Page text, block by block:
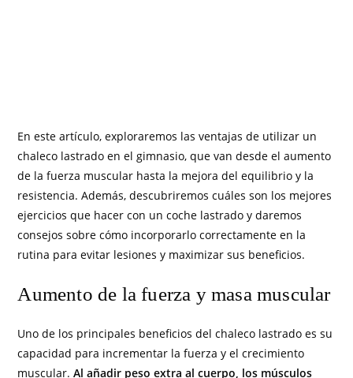
En este artículo, exploraremos las ventajas de utilizar un
chaleco lastrado en el gimnasio, que van desde el aumento
de la fuerza muscular hasta la mejora del equilibrio y la
resistencia. Además, descubriremos cuáles son los mejores
ejercicios que hacer con un coche lastrado y daremos
consejos sobre cómo incorporarlo correctamente en la
rutina para evitar lesiones y maximizar sus beneficios.
Aumento de la fuerza y masa muscular
Uno de los principales beneficios del chaleco lastrado es su
capacidad para incrementar la fuerza y el crecimiento
muscular.Al añadir peso extra al cuerpo, los músculos